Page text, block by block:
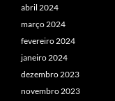
abril 2024
março 2024
fevereiro 2024
janeiro 2024
dezembro 2023
novembro 2023